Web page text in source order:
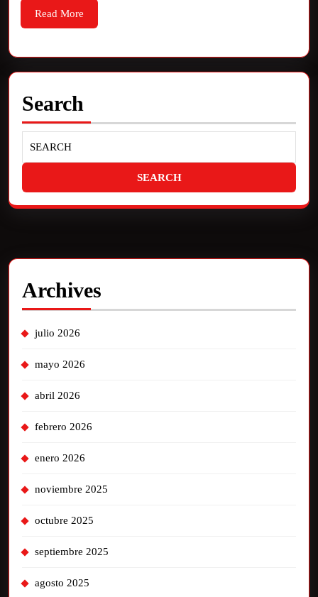
Read More
Search
Archives
julio 2026
mayo 2026
abril 2026
febrero 2026
enero 2026
noviembre 2025
octubre 2025
septiembre 2025
agosto 2025